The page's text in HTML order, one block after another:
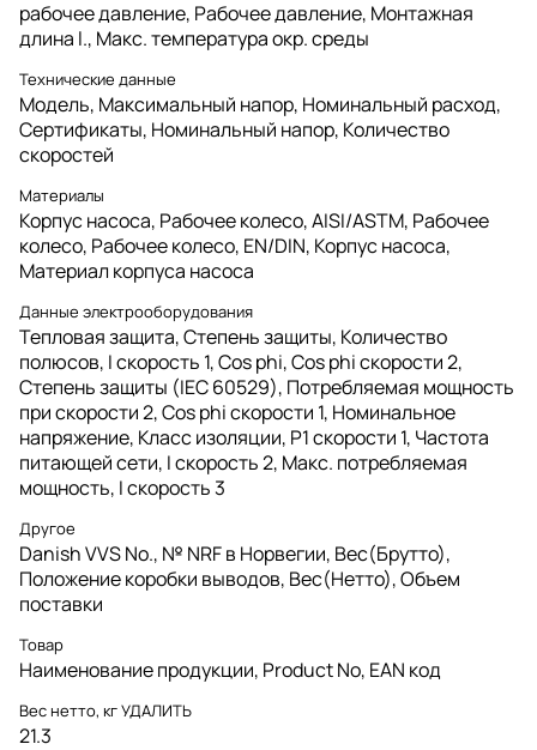
рабочее давление, Рабочее давление, Монтажная
длина l., Макс. температура окр. среды
Технические данные
Модель, Максимальный напор, Номинальный расход,
Сертификаты, Номинальный напор, Количество
скоростей
Материалы
Корпус насоса, Рабочее колесо, AISI/ASTM, Рабочее
колесо, Рабочее колесо, EN/DIN, Корпус насоса,
Материал корпуса насоcа
Данные электрооборудования
Тепловая защита, Степень защиты, Количество
полюсов, I скорость 1, Cos phi, Cos phi скорости 2,
Степень защиты (IEC 60529), Потребляемая мощность
при скорости 2, Cos phi скорости 1, Номинальное
напряжение, Класс изоляции, P1 скорости 1, Частота
питающей сети, I скорость 2, Макс. потребляемая
мощность, I скорость 3
Другое
Danish VVS No., № NRF в Норвегии, Вес(Брутто),
Положение коробки выводов, Вес(Нетто), Объем
поставки
Товар
Наименование продукции, Product No, EAN код
Вес нетто, кг УДАЛИТЬ
21.3